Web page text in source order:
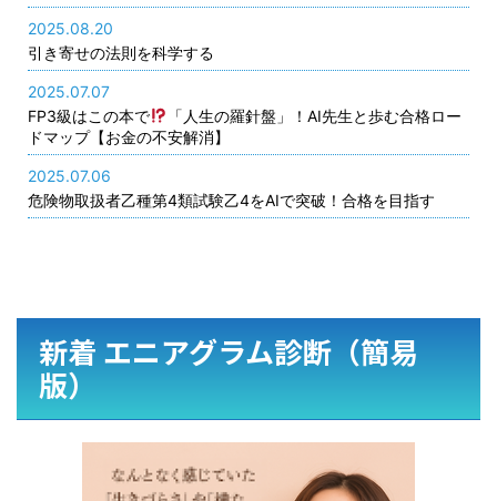
2025.08.20
引き寄せの法則を科学する
2025.07.07
FP3級はこの本で
「人生の羅針盤」！AI先生と歩む合格ロー
ドマップ【お金の不安解消】
2025.07.06
危険物取扱者乙種第4類試験乙4をAIで突破！合格を目指す
新着 エニアグラム診断（簡易
版）